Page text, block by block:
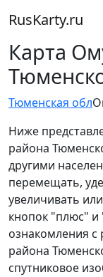
RusKarty.ru
Карта
Тюменская обл
Ниже
района
другими
перемещать,
увеличивать
кнопок "плюс" и
ознакомления
района
спутниковое